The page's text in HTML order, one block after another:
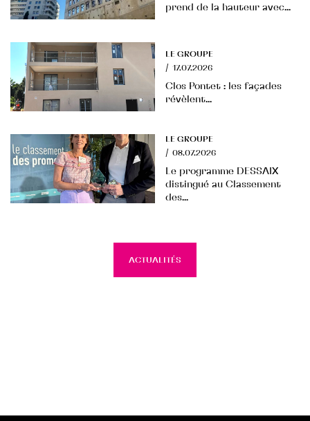
prend de la hauteur avec...
LE GROUPE
/ 17.07.2026
Clos Pontet : les façades
révèlent...
LE GROUPE
/ 08.07.2026
Le programme DESSAIX
distingué au Classement
des...
ACTUALITÉS